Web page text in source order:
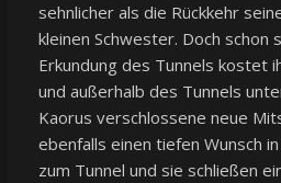
sehnlicher als die Rückkehr
kleinen Schwester. Doch schon
Erkundung des Tunnels kostet
und außerhalb des Tunnels
Kaorus verschlossene neue
ebenfalls einen tiefen Wunsch
zum Tunnel und sie schließen